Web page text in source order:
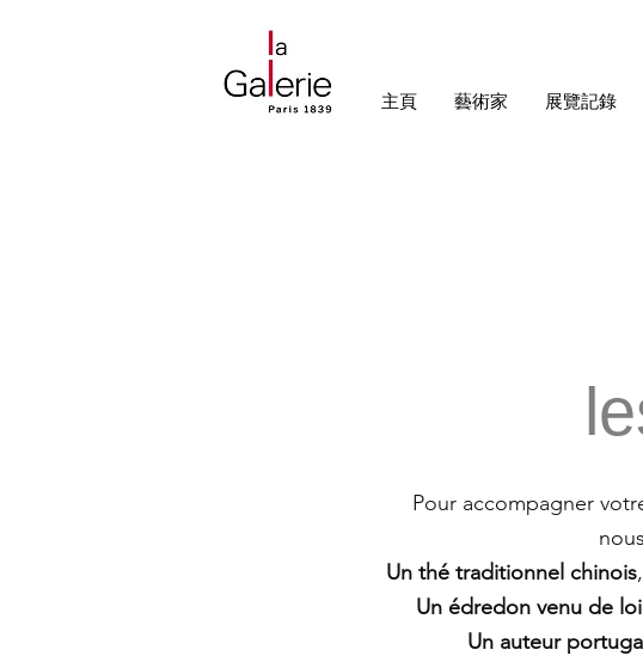
主頁 藝術家 展覽記錄
Pour accompagner
Un thé traditionnel chinois
Un édredon venu de
Un auteur